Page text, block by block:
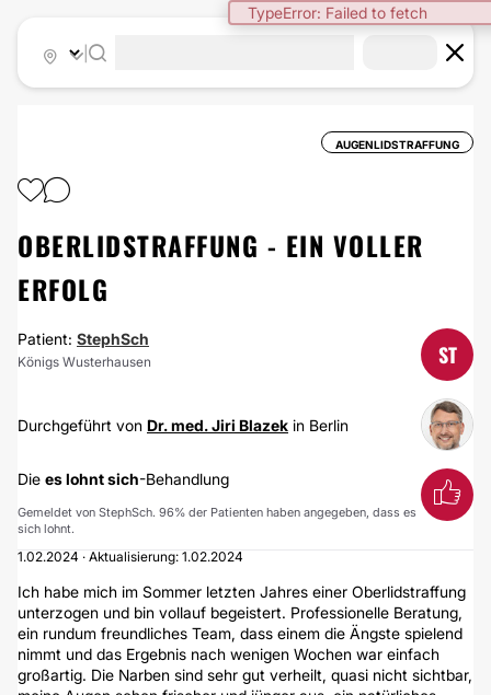
TypeError: Failed to fetch
AUGENLIDSTRAFFUNG
OBERLIDSTRAFFUNG - EIN VOLLER
ERFOLG
Patient: StephSch
Königs Wusterhausen ST
Durchgeführt von Dr. med. Jiri Blazek in Berlin
Die es lohnt sich-Behandlung
Gemeldet von StephSch. 96% der Patienten haben angegeben, dass es
sich lohnt.
1.02.2024 · Aktualisierung: 1.02.2024
Ich habe mich im Sommer letzten Jahres einer Oberlidstraffung
unterzogen und bin vollauf begeistert. Professionelle Beratung,
ein rundum freundliches Team, dass einem die Ängste spielend
nimmt und das Ergebnis nach wenigen Wochen war einfach
großartig. Die Narben sind sehr gut verheilt, quasi nicht sichtbar,